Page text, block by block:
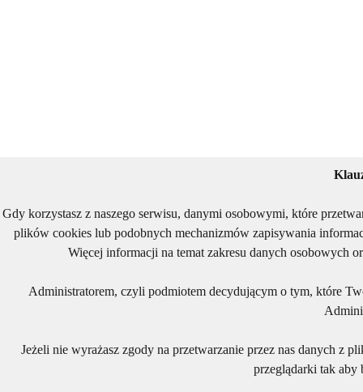
Gdy korzystasz z naszego serwisu, danymi osobowymi, które
plików cookies lub podobnych mechanizmów zapisywania
Więcej informacji na temat zakresu danych osobowych
Administratorem, czyli podmiotem decydującym o tym, które
Jeżeli nie wyrażasz zgody na przetwarzanie przez nas danych z
przeglądarki tak aby